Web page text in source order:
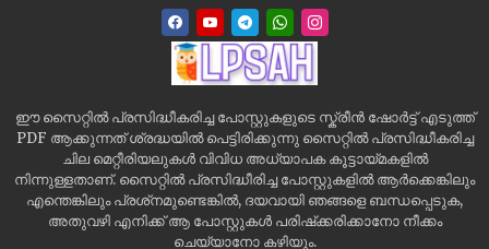
ഈ സൈറ്റിൽ പ്രസിദ്ധീകരിച്ച പോസ്റ്റുകളുടെ സ്ക്രീൻ ഷോർട്ട് എടുത്ത്
PDF ആക്കുന്നത് ശ്രദ്ധയിൽ പെട്ടിരിക്കുന്നു സൈറ്റിൽ പ്രസിദ്ധീകരിച്ച
ചില മെറ്റീരിയലുകൾ വിവിധ അധ്യാപക കൂട്ടായ്മകളിൽ
നിന്നുള്ളതാണ്. സൈറ്റിൽ പ്രസിദ്ധീരിച്ച പോസ്റ്റുകളിൽ ആർക്കെങ്കിലും
എന്തെങ്കിലും പ്രശ്‌നമുണ്ടെങ്കിൽ, ദയവായി ഞങ്ങളെ ബന്ധപ്പെടുക,
അതുവഴി എനിക്ക് ആ പോസ്റ്റുകൾ പരിഷ്‌ക്കരിക്കാനോ നീക്കം
ചെയ്യാനോ കഴിയും.